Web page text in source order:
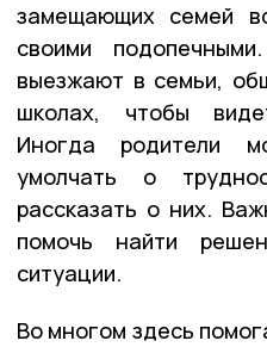
замещающих семей
своими
выезжают в семьи,
школах, чтобы
Иногда родители
умолчать о
рассказать о них.
помочь найти
ситуации.
Во многом здесь